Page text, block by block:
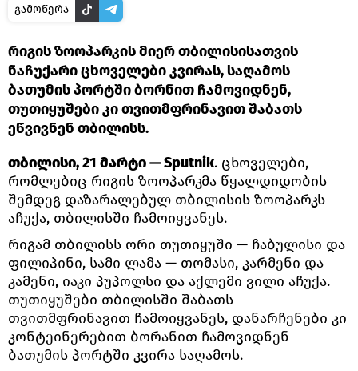
გამოწერა
რიგის ზოოპარკის მიერ თბილისისათვის
ნაჩუქარი ცხოველები კვირას, საღამოს
ბათუმის პორტში ბორნით ჩამოვიდნენ,
თუთიყუშები კი თვითმფრინავით შაბათს
ეწვივნენ თბილისს.
თბილისი, 21 მარტი — Sputnik. ცხოველები,
რომლებიც რიგის ზოოპარკმა წყალდიდობის
შემდეგ დაზარალებულ თბილისის ზოოპარკს
აჩუქა, თბილისში ჩამოიყვანეს.
რიგამ თბილისს ორი თუთიყუში — ჩაბულისი და
ფილიპინი, სამი ლამა — თომასი, კარმენი და
კამენი, იაკი პუპოლსი და აქლემი ვილი აჩუქა.
თუთიყუშები თბილისში შაბათს
თვითმფრინავით ჩამოიყვანეს, დანარჩენები კი
კონტეინერებით ბორანით ჩამოვიდნენ
ბათუმის პორტში კვირა საღამოს.